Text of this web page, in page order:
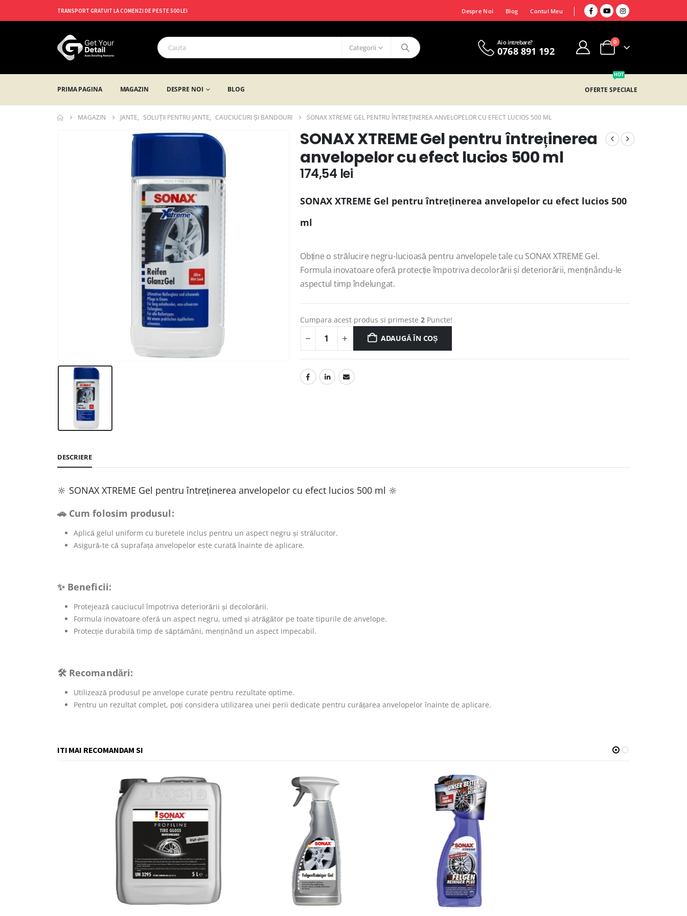
TRANSPORT GRATUIT LA COMENZI DE PESTE 500 LEI Despre Noi Blog Contul Meu
Categorii
Ai o intrebare?
0768 891 192
0
PRIMA PAGINA MAGAZIN DESPRE NOI BLOG OFERTE SPECIALE
HOT
MAGAZIN JANTE, SOLUȚII PENTRU JANTE, CAUCIUCURI ȘI BANDOURI SONAX XTREME GEL PENTRU ÎNTREȚINEREA ANVELOPELOR CU EFECT LUCIOS 500 ML
SONAX XTREME Gel pentru întreținerea
anvelopelor cu efect lucios 500 ml
174,54 lei
SONAX XTREME Gel pentru întreținerea anvelopelor cu efect lucios 500
ml
Obține o strălucire negru-lucioasă pentru anvelopele tale cu SONAX XTREME Gel.
Formula inovatoare oferă protecție împotriva decolorării și deteriorării, menținându-le
aspectul timp îndelungat.
Cumpara acest produs si primeste 2Puncte!
ADAUGĂ ÎN COȘ
DESCRIERE
🔆 SONAX XTREME Gel pentru întreținerea anvelopelor cu efect lucios 500 ml 🔆
🚗 Cum folosim produsul:
Aplică gelul uniform cu buretele inclus pentru un aspect negru și strălucitor.
Asigură-te că suprafața anvelopelor este curată înainte de aplicare.
✨ Beneficii:
Protejează cauciucul împotriva deteriorării și decolorării.
Formula inovatoare oferă un aspect negru, umed și atrăgător pe toate tipurile de anvelope.
Protecție durabilă timp de săptămâni, menținând un aspect impecabil.
🛠️ Recomandări:
Utilizează produsul pe anvelope curate pentru rezultate optime.
Pentru un rezultat complet, poți considera utilizarea unei perii dedicate pentru curățarea anvelopelor înainte de aplicare.
ITI MAI RECOMANDAM SI